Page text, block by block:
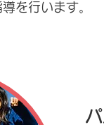
を行います。